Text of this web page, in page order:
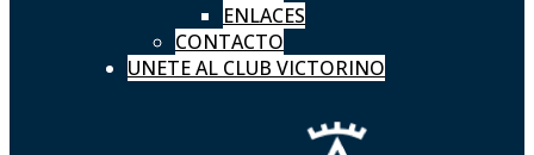
ENLACES
CONTACTO
UNETE AL CLUB VICTORINO